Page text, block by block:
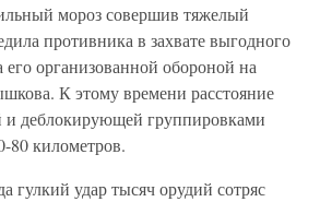
мороз совершив тяжелый
противника в захвате выгодного
его организованной обороной на
К этому времени расстояние
деблокирующей группировками
80 километров.
гулкий удар тысяч орудий сотряс